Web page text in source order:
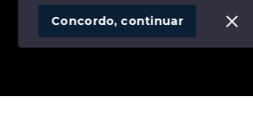
SITE PARA IMOBILIARIA
Concordo, continuar